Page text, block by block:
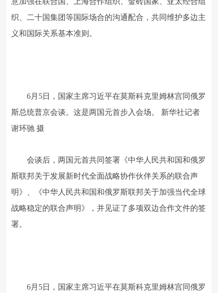
织、二十国集团等国际场合的沟通配合，共同维护多边主
义和国际关系基本准则。
6月5日，国家主席习近平在莫斯科克里姆林宫同俄罗
斯总统普京会谈。这是两国元首步入会场。 新华社记者
谢环驰 摄
会谈后，两国元首共同签署《中华人民共和国和俄罗
斯联邦关于发展新时代全面战略协作伙伴关系的联合声
明》、《中华人民共和国和俄罗斯联邦关于加强当代全球
战略稳定的联合声明》，并见证了多项双边合作文件的签
署。
6月5日，国家主席习近平在莫斯科克里姆林宫同俄罗